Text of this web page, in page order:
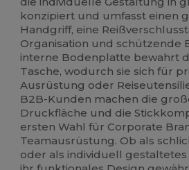
konzipiert und umfasst einen
Handgriff, eine
Organisation und schützende
interne Bodenplatte bewahrt
Tasche, wodurch sie sich für
Ausrüstung oder
B2B-Kunden machen die
Druckfläche und die
ersten Wahl für Corporate
Teamausrüstung. Ob als
oder als individuell gestaltetes